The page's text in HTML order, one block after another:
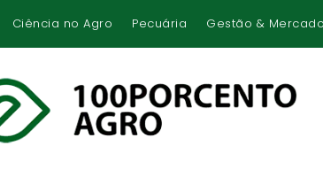
Ciência no Agro Pecuária Gestão & Mercado